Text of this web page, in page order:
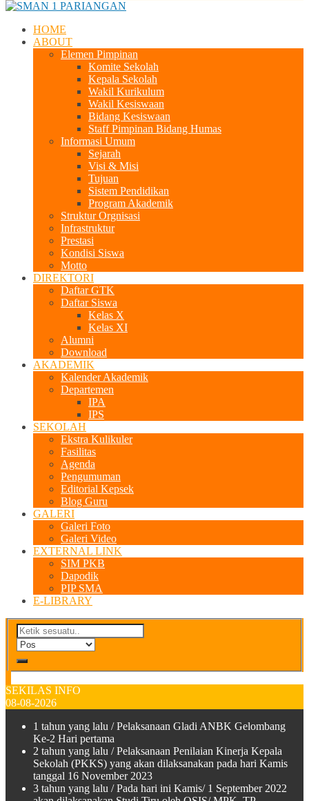
HOME
ABOUT
Elemen Pimpinan
Komite Sekolah
Kepala Sekolah
Wakil Kurikulum
Wakil Kesiswaan
Bidang Kesiswaan
Staff Pimpinan Bidang Humas
Informasi Umum
Sejarah
Visi & Misi
Tujuan
Sistem Pendidikan
Program Akademik
Struktur Orgnisasi
Infrastruktur
Prestasi
Kondisi Siswa
Motto
DIREKTORI
Daftar GTK
Daftar Siswa
Kelas X
Kelas XI
Alumni
Download
AKADEMIK
Kalender Akademik
Departemen
IPA
IPS
SEKOLAH
Ekstra Kulikuler
Fasilitas
Agenda
Pengumuman
Editorial Kepsek
Blog Guru
GALERI
Galeri Foto
Galeri Video
EXTERNAL LINK
SIM PKB
Dapodik
PIP SMA
E-LIBRARY
SEKILAS INFO
08-08-2026
1 tahun yang lalu / Pelaksanaan Gladi ANBK Gelombang
Ke-2 Hari pertama
2 tahun yang lalu / Pelaksanaan Penilaian Kinerja Kepala
Sekolah (PKKS) yang akan dilaksanakan pada hari Kamis
tanggal 16 November 2023
3 tahun yang lalu / Pada hari ini Kamis/ 1 September 2022